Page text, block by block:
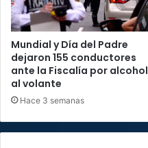
Mundial y Día del Padre
dejaron 155 conductores
ante la Fiscalía por alcohol
al volante
Hace 3 semanas